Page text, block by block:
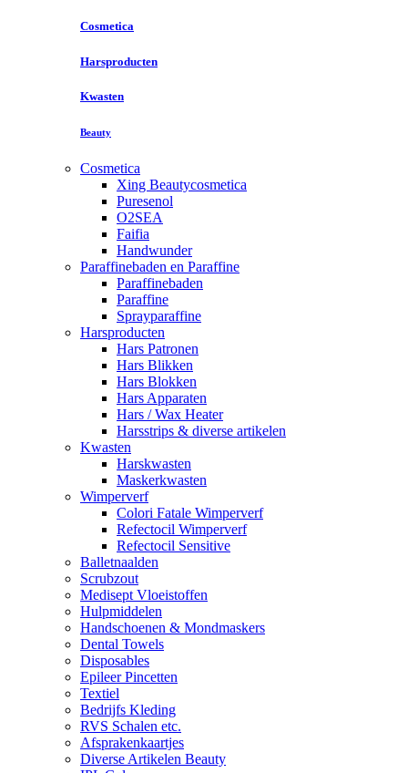
Cosmetica
Harsproducten
Kwasten
Beauty
Cosmetica
Xing Beautycosmetica
Puresenol
O2SEA
Faifia
Handwunder
Paraffinebaden en Paraffine
Paraffinebaden
Paraffine
Sprayparaffine
Harsproducten
Hars Patronen
Hars Blikken
Hars Blokken
Hars Apparaten
Hars / Wax Heater
Harsstrips & diverse artikelen
Kwasten
Harskwasten
Maskerkwasten
Wimperverf
Colori Fatale Wimperverf
Refectocil Wimperverf
Refectocil Sensitive
Balletnaalden
Scrubzout
Medisept Vloeistoffen
Hulpmiddelen
Handschoenen & Mondmaskers
Dental Towels
Disposables
Epileer Pincetten
Textiel
Bedrijfs Kleding
RVS Schalen etc.
Afsprakenkaartjes
Diverse Artikelen Beauty